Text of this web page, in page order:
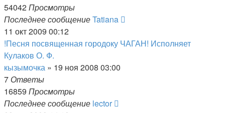
54042Просмотры
Последнее сообщениеTatiana
11 окт 2009 00:12
!Песня посвященная городоку ЧАГАН! Исполняет
Кулаков О. Ф.
кызымочка » 19 ноя 2008 03:00
7 Ответы
16859 Просмотры
Последнее сообщение lector